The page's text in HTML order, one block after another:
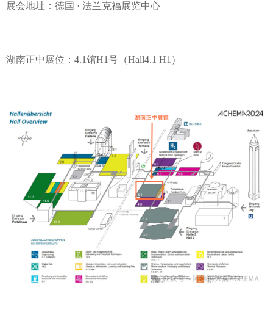
展会地址：德国 · 法兰克福展览中心
湖南正中展位：4.1馆H1号（Hall4.1 H1）